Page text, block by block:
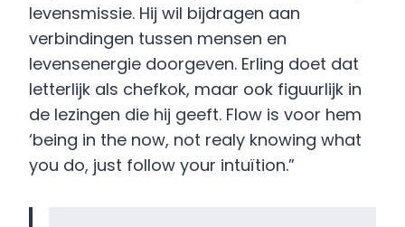
levensmissie. Hij wil bijdragen aan
verbindingen tussen mensen en
levensenergie doorgeven. Erling doet dat
letterlijk als chefkok, maar ook figuurlijk in
de lezingen die hij geeft. Flow is voor hem
‘being in the now, not realy knowing what
you do, just follow your intuïtion.”